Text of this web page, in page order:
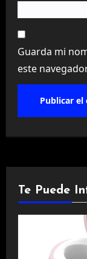
Guarda mi
este
Te Puede